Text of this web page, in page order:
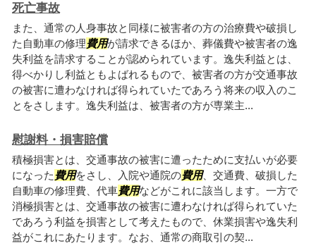
死亡事故
また、通常の人身事故と同様に被害者の方の治療費や破損し
た自動車の修理費用が請求できるほか、葬儀費や被害者の逸
失利益を請求することが認められています。逸失利益とは、
得べかりし利益ともよばれるもので、被害者の方が交通事故
の被害に遭わなければ得られていたであろう将来の収入のこ
とをさします。逸失利益は、被害者の方が専業主...
慰謝料・損害賠償
積極損害とは、交通事故の被害に遭ったために支払いが必要
になった費用をさし、入院や通院の費用、交通費、破損した
自動車の修理費、代車費用などがこれに該当します。一方で
消極損害とは、交通事故の被害に遭わなければ得られていた
であろう利益を損害として考えたもので、休業損害や逸失利
益がこれにあたります。なお、通常の商取引の契...